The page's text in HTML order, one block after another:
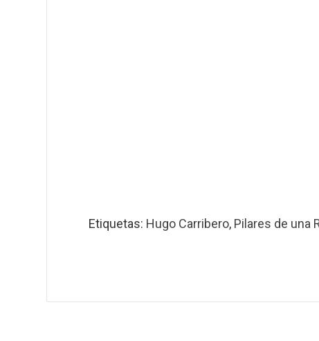
Etiquetas: Hugo Carribero, Pilares de una